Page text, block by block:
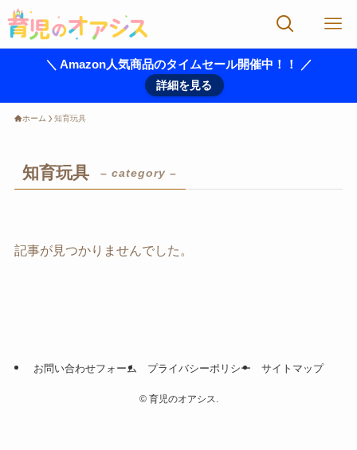
＼ Amazon人気商品のタイムセール開催中！！ ／
詳細を見る
ホーム 知育玩具
知育玩具 – category –
記事が見つかりませんでした。
お問い合わせフォーム プライバシーポリシー サイトマップ
©育児のオアシス.